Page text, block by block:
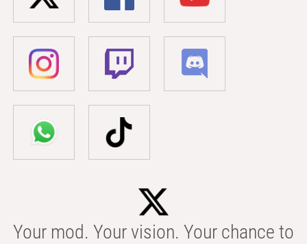
Your mod. Your vision. Your chance to